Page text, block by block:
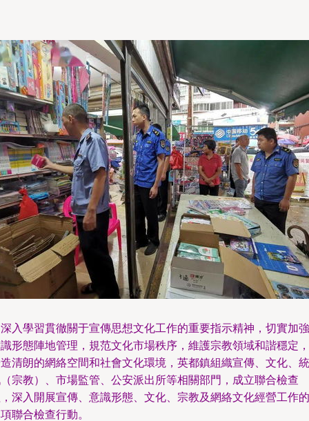
入學習貫徹關于宣傳思想文化工作的重要指示精神，切實加強
形態陣地管理，規范文化市場秩序，維護宗教領域和諧穩定，
清朗的網絡空間和社會文化環境，英都鎮組織宣傳、文化、統
宗教）、市場監管、公安派出所等相關部門，成立聯合檢查
深入開展宣傳、意識形態、文化、宗教及網絡文化經營工作的
聯合檢查行動。